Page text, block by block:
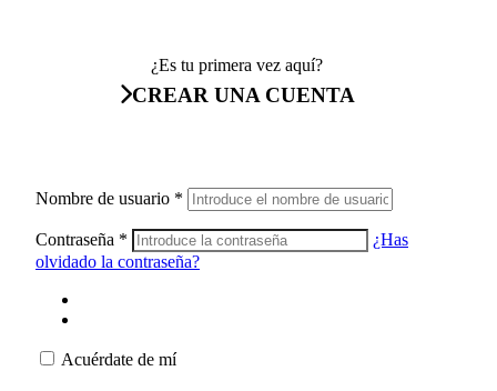
¿Es tu primera vez aquí?
CREAR UNA CUENTA
Nombre de usuario *
Contraseña *
¿Has
olvidado la contraseña?
Acuérdate de mí